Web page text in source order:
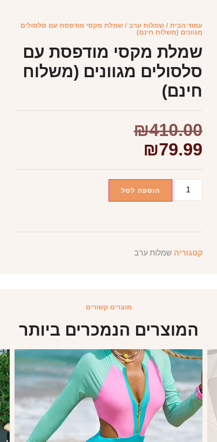
עמוד הבית / שמלות ערב / שמלת מקסי מודפסת עם סלסולים
מגוונים (משלוח חינם)
שמלת מקסי מודפסת עם
סלסולים מגוונים (משלוח
חינם)
₪410.00
₪79.99
הוספה לסל
קטגוריה שמלות ערב
מוצרים קשורים
המוצרים הנמכרים ביותר